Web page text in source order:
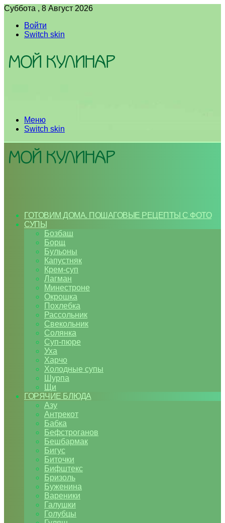
Суббота , 8 Август 2026
Войти
Switch skin
Меню
Switch skin
ГОТОВИМ ДОМА. ПОШАГОВЫЕ РЕЦЕПТЫ С ФОТО
СУПЫ
Бозбаш
Борщ
Бульоны
Капустняк
Крем-суп
Лагман
Минестроне
Окрошка
Похлебка
Рассольник
Свекольник
Солянка
Суп-пюре
Уха
Харчо
Холодные супы
Шурпа
Щи
ГОРЯЧИЕ БЛЮДА
Азу
Антрекот
Бабка
Бефстроганов
Бешбармак
Бигус
Биточки
Бифштекс
Бризоль
Буженина
Вареники
Галушки
Голубцы